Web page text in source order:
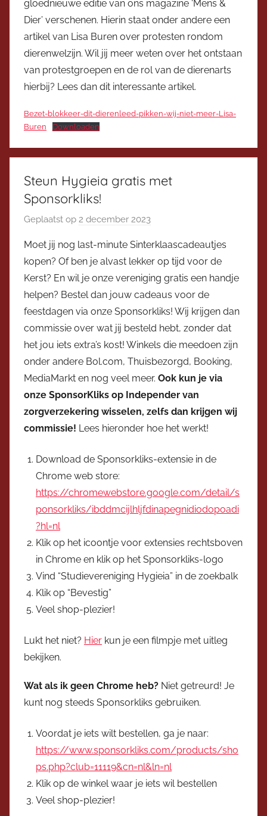
r
V
i
c
e
v
o
z
t
gloednieuwe editie van ons magazine ‘Mens &
Dier’ verschenen. Hierin staat onder andere een
artikel van Lisa Buren over protesten rondom
dierenwelzijn. Wil jij meer weten over het ontstaan
van protestgroepen en de rol van de dierenarts
hierbij? Lees dan dit interessante artikel.
Bezet-blokkeer-dit-dierenleed-pikken-wij-niet-meer-Lisa-
Buren
Downloaden
Steun Hygieia gratis met
Sponsorkliks!
Geplaatst op 2 december 2023
o
r
V
i
c
e
v
o
o
Moet jij nog last-minute Sinterklaascadeautjes
kopen? Of ben je alvast lekker op tijd voor de
Kerst? En wil je onze vereniging gratis een handje
helpen? Bestel dan jouw cadeaus voor de
feestdagen via onze Sponsorkliks! Wij krijgen dan
commissie over wat jij besteld hebt, zonder dat
het jou iets extra’s kost! Winkels die meedoen zijn
onder andere Bol.com, Thuisbezorgd, Booking,
MediaMarkt en nog veel meer. Ook kun je via
onze SponsorKliks op Independer van
zorgverzekering wisselen, zelfs dan krijgen wij
commissie! Lees hieronder hoe het werkt!
Download de Sponsorkliks-extensie in de
Chrome web store:
https://chromewebstore.google.com/detail/s
ponsorkliks/ibddmcijlhljfdinapegnidiodopoadi
?hl=nl
Klik op het icoontje voor extensies rechtsboven
in Chrome en klik op het Sponsorkliks-logo
Vind “Studievereniging Hygieia” in de zoekbalk
Klik op “Bevestig”
Veel shop-plezier!
Lukt het niet? Hier kun je een filmpje met uitleg
bekijken.
Wat als ik geen Chrome heb? Niet getreurd! Je
kunt nog steeds Sponsorkliks gebruiken.
Voordat je iets wilt bestellen, ga je naar:
https://www.sponsorkliks.com/products/sho
ps.php?club=11119&cn=nl&ln=nl
Klik op de winkel waar je iets wil bestellen
Veel shop-plezier!